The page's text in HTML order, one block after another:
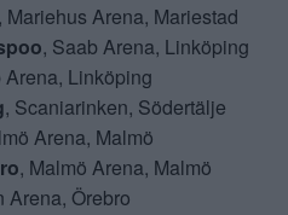
, Mariehus Arena, Mariestad
, Saab Arena, Linköping
Arena, Linköping
, Scaniarinken, Södertälje
Arena, Malmö
, Malmö Arena, Malmö
Arena, Örebro